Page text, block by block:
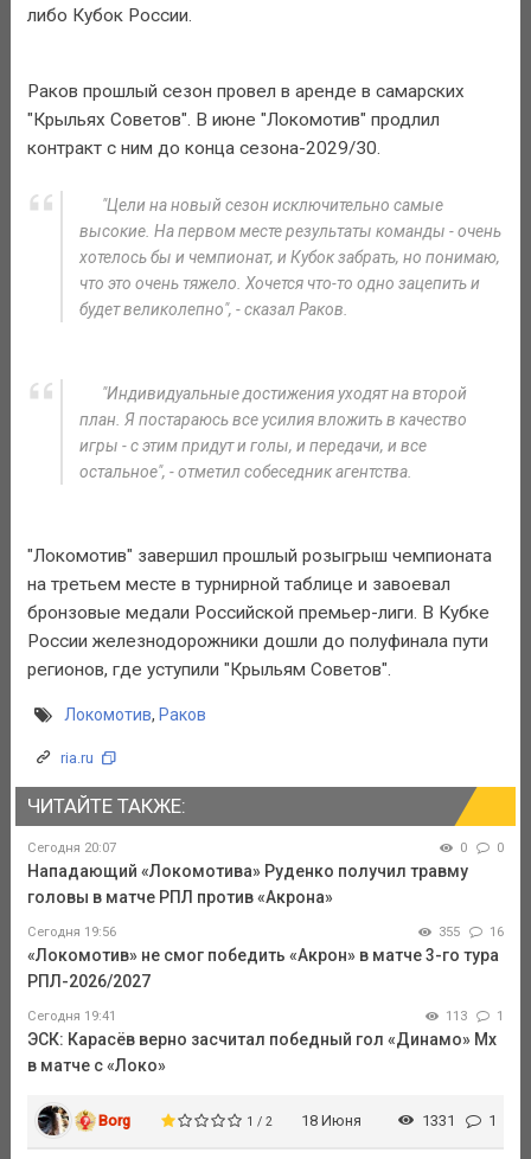
либо Кубок России.
Раков прошлый сезон провел в аренде в самарских
"Крыльях Советов". В июне "Локомотив" продлил
контракт с ним до конца сезона-2029/30.
"Цели на новый сезон исключительно самые
высокие. На первом месте результаты команды - очень
хотелось бы и чемпионат, и Кубок забрать, но понимаю,
что это очень тяжело. Хочется что-то одно зацепить и
будет великолепно", - сказал Раков.
"Индивидуальные достижения уходят на второй
план. Я постараюсь все усилия вложить в качество
игры - с этим придут и голы, и передачи, и все
остальное", - отметил собеседник агентства.
"Локомотив" завершил прошлый розыгрыш чемпионата
на третьем месте в турнирной таблице и завоевал
бронзовые медали Российской премьер-лиги. В Кубке
России железнодорожники дошли до полуфинала пути
регионов, где уступили "Крыльям Советов".
Локомотив, Раков
ria.ru
ЧИТАЙТЕ ТАКЖЕ:
Сегодня 20:07 0 0
Нападающий «Локомотива» Руденко получил травму
головы в матче РПЛ против «Акрона»
Сегодня 19:56 355 16
«Локомотив» не смог победить «Акрон» в матче 3-го тура
РПЛ-2026/2027
Сегодня 19:41 113 1
ЭСК: Карасёв верно засчитал победный гол «Динамо» Мх
в матче с «Локо»
Borg 1 / 2 18 Июня 1331 1